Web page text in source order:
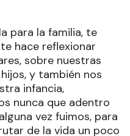
para la familia, te
hace reflexionar
sobre nuestras
y también nos
infancia,
nunca que adentro
vez fuimos, para
de la vida un poco